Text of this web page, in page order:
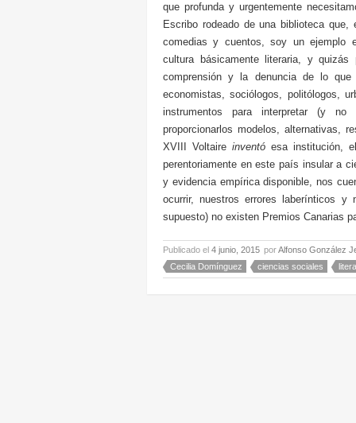
que profunda y urgentemente
Escribo rodeado de una biblioteca
comedias y cuentos, soy un ejemplo
cultura básicamente literaria, y
comprensión y la denuncia de lo
economistas, sociólogos, politólogos,
instrumentos para interpretar (y no
proporcionarlos modelos, alternativas,
XVIII Voltaire inventó esa institución,
perentoriamente en este país insular a
y evidencia empírica disponible, nos
ocurrir, nuestros errores laberínticos y
supuesto) no existen Premios Canarias
Publicado el 4 junio, 2015 porAlfonso González
Cecilia Domínguez
ciencias sociales